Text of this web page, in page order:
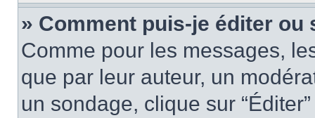
» Comment puis-je éditer ou
Comme pour les messages,
que par leur auteur, un
un sondage, clique sur